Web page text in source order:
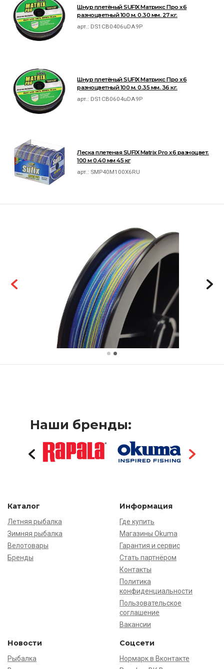
Шнур плетёный SUFIX Матрикс Про x6
разноцветный 100 м. 0.30 мм. 27 кг.
арт.: DS1CB0406uDA9P
Шнур плетёный SUFIX Матрикс Про x6
разноцветный 100 м. 0.35 мм. 36 кг.
арт.: DS1CB0604uDA9P
Леска плетеная SUFIX Matrix Pro x6 разноцвет.
100 м 0.40 мм 45 кг
арт.: SMP40M100X6RU
Наши бренды:
Каталог
Летняя рыбалка
Зимняя рыбалка
Велотовары
Бренды
Информация
Где купить
Магазины Okuma
Гарантия и сервис
Стать партнёром
Контакты
Политика
конфиденциальности
Пользовательское
соглашение
Вакансии
Новости
Рыбалка
Соцсети
Нормарк в Вконтакте